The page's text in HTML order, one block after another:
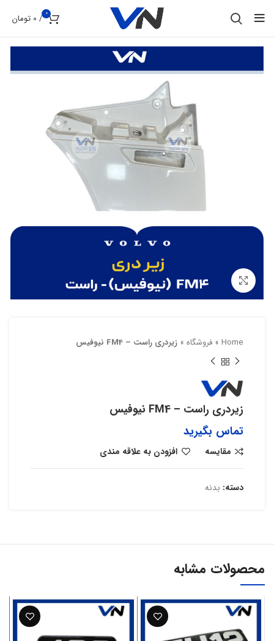
0
/
0 تومان
بزرگنمایی تصویر
Home
» فروشگاه » زیردری راست – FM4 نیوفیس
زیردری راست – FM4 نیوفیس
تماس بگیرید
مقایسه افزودن به علاقه مندی
دسته: بدنه
محصولات مشابه